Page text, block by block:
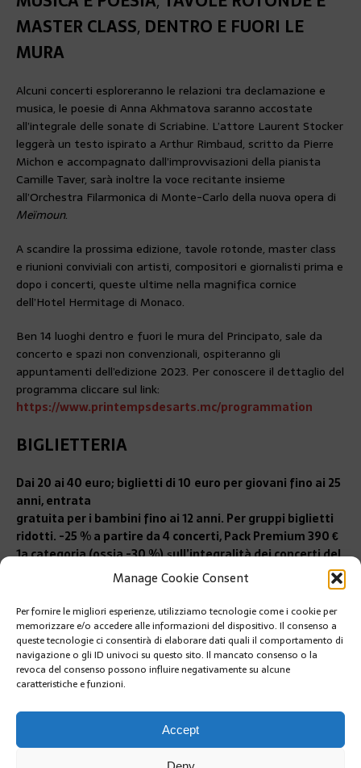
Manage Cookie Consent
Per fornire le migliori esperienze, utilizziamo tecnologie come i cookie per
memorizzare e/o accedere alle informazioni del dispositivo. Il consenso a
queste tecnologie ci consentirà di elaborare dati quali il comportamento di
navigazione o gli ID univoci su questo sito. Il mancato consenso o la
revoca del consenso possono influire negativamente su alcune
caratteristiche e funzioni.
Accept
MASTER CLASS, DENTRO E FUORI LE
MURA
Alcuni concerti esploreranno le relazioni tra declamazione e
musica, le poesie di Anna Akhmatova saranno accostate
all’integrale delle sonate di Scriabine. L’attore Laurent Stocker
leggerà un testo ispirato a Arthur Rimbaud, scritto da Pierre
Michon e accompagnato dall’improvvisazioni della pianista
Camille Taver, sarà inoltre la voce recitante insieme
all’Orchestra Filarmonica di Monte-Carlo della nuova opera di
Meïmoun.
A scandire la prossima edizione, tavole rotonde, master class
e riunioni conviviali con artisti, compositori e giornalisti prima e
dopo i concerti, queste ultime nella magnifica cornice
dell’Hotel Hermitage di Monaco.
Ben 14 luoghi dentro e fuori le mura del Principato, sale da
concerto e spazi non convenzionali, ospiteranno gli
appuntamenti dell’edizione 2023. Per conoscere il dettaglio del
programma cliccare sul link:
https://www.printempsdesarts.mc/programmation
BIGLIETTERIA
Dai 20 ai 40 euro; biglietti di 10 euro per giovani fino ai 25
anni, entrata
gratuita per i bambini fino ai 12 anni. Per gruppi biglietti
ridotti. -25 % a partire da 4 concerti, Pack Premium 390 €
1a categoria (ossia -30 %)sull’integralità dei concerti del
PRENOTAZIONE OBBLIGATORIA SU
printempsdesarts.com
PRÉCÉDENT
FONDAZIONE PRINCESSE GRACE: TUTTE LE ATTIVITÀ